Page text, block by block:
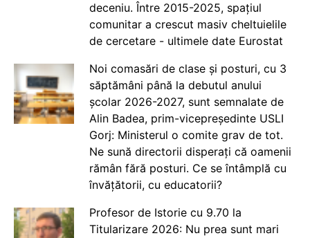
deceniu. Între 2015-2025, spațiul
comunitar a crescut masiv cheltuielile
de cercetare - ultimele date Eurostat
Noi comasări de clase și posturi, cu 3
săptămâni până la debutul anului
școlar 2026-2027, sunt semnalate de
Alin Badea, prim-vicepreședinte USLI
Gorj: Ministerul o comite grav de tot.
Ne sună directorii disperați că oamenii
rămân fără posturi. Ce se întâmplă cu
învățătorii, cu educatorii?
Profesor de Istorie cu 9.70 la
Titularizare 2026: Nu prea sunt mari